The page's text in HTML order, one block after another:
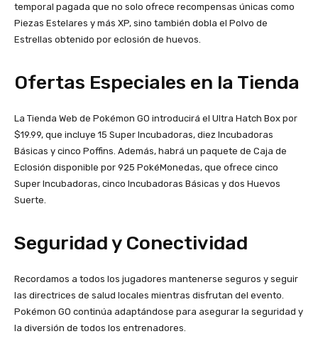
temporal pagada que no solo ofrece recompensas únicas como
Piezas Estelares y más XP, sino también dobla el Polvo de
Estrellas obtenido por eclosión de huevos.
Ofertas Especiales en la Tienda
La Tienda Web de Pokémon GO introducirá el Ultra Hatch Box por
$19.99, que incluye 15 Super Incubadoras, diez Incubadoras
Básicas y cinco Poffins. Además, habrá un paquete de Caja de
Eclosión disponible por 925 PokéMonedas, que ofrece cinco
Super Incubadoras, cinco Incubadoras Básicas y dos Huevos
Suerte.
Seguridad y Conectividad
Recordamos a todos los jugadores mantenerse seguros y seguir
las directrices de salud locales mientras disfrutan del evento.
Pokémon GO continúa adaptándose para asegurar la seguridad y
la diversión de todos los entrenadores.